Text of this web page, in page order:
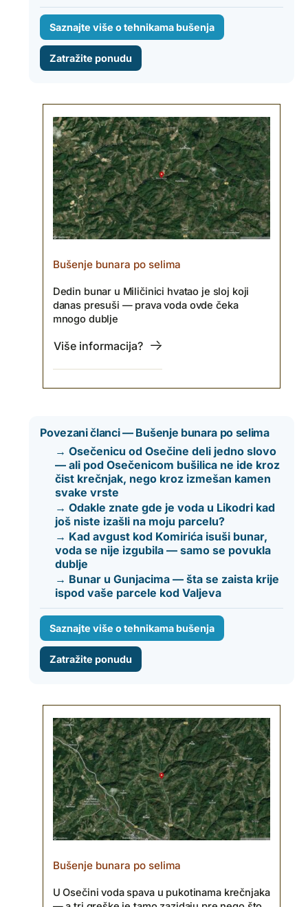
Saznajte više o tehnikama bušenja
Zatražite ponudu
Bušenje bunara po selima
Dedin bunar u Miličinici hvatao je sloj koji
danas presuši — prava voda ovde čeka
mnogo dublje
Više informacija?
Povezani članci — Bušenje bunara po selima
→ Osečenicu od Osečine deli jedno slovo
— ali pod Osečenicom bušilica ne ide kroz
čist krečnjak, nego kroz izmešan kamen
svake vrste
→ Odakle znate gde je voda u Likodri kad
još niste izašli na moju parcelu?
→ Kad avgust kod Komirića isuši bunar,
voda se nije izgubila — samo se povukla
dublje
→ Bunar u Gunjacima — šta se zaista krije
ispod vaše parcele kod Valjeva
Saznajte više o tehnikama bušenja
Zatražite ponudu
Bušenje bunara po selima
U Osečini voda spava u pukotinama krečnjaka